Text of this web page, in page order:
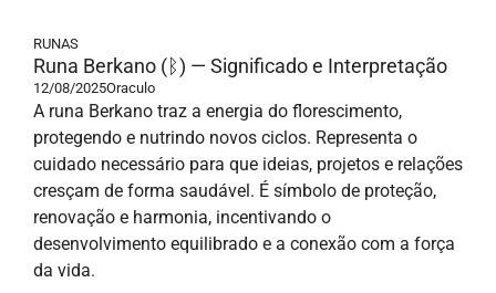
RUNAS
Runa Berkano (ᛒ) — Significado e Interpretação
12/08/2025Oraculo
A runa Berkano traz a energia do florescimento,
protegendo e nutrindo novos ciclos. Representa o
cuidado necessário para que ideias, projetos e relações
cresçam de forma saudável. É símbolo de proteção,
renovação e harmonia, incentivando o
desenvolvimento equilibrado e a conexão com a força
da vida.